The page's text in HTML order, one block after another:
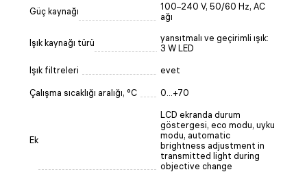
Güç kaynağı
100–240 V, 50/60 Hz, AC
ağı
Işık kaynağı türü
yansıtmalı ve geçirimli ışık:
3 W LED
Işık filtreleri evet
Çalışma sıcaklığı aralığı, °C 0...+70
Ek
LCD ekranda durum
göstergesi, eco modu, uyku
modu, automatic
brightness adjustment in
transmitted light during
objective change